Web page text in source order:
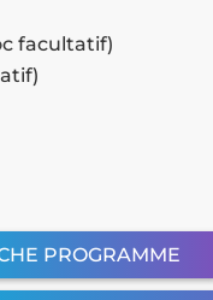
facultatif)
PROGRAMME